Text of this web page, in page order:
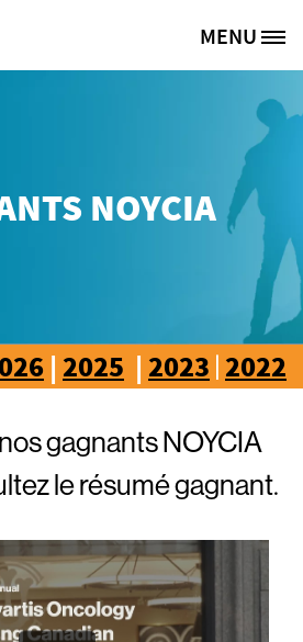
MENU
NOYCIA
| 2025 | 2023 2022
gagnants NOYCIA
le résumé gagnant.